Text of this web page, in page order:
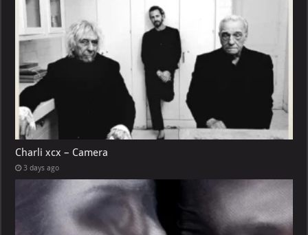
Charli xcx – Camera
3 days ago